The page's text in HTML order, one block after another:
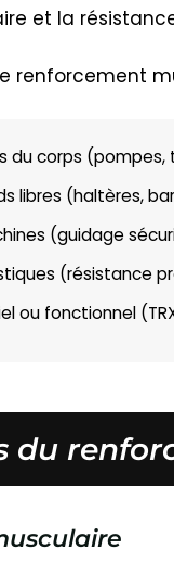
et la
renforcement
du corps (pompes,
libres (haltères,
(guidage
(résistance
ou fonctionnel
du